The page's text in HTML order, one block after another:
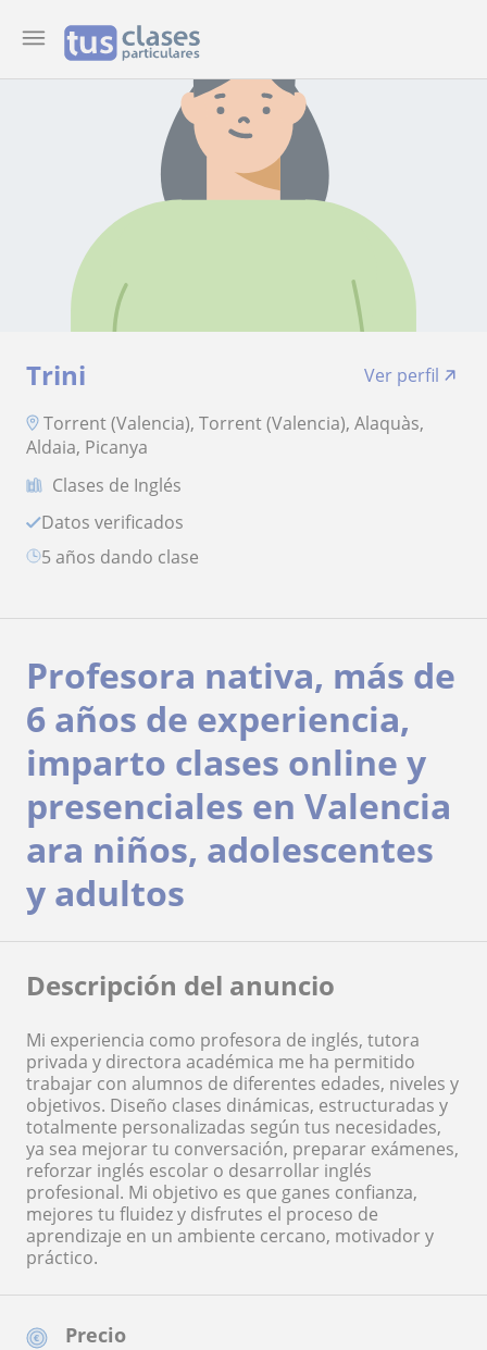
Trini
Ver perfil
Torrent (Valencia), Torrent (Valencia), Alaquàs,
Aldaia, Picanya
Clases de Inglés
Datos verificados
5 años dando clase
Precio
Profesora nativa, más de
6 años de experiencia,
imparto clases online y
presenciales en Valencia
ara niños, adolescentes
y adultos
Descripción del anuncio
Mi experiencia como profesora de inglés, tutora
privada y directora académica me ha permitido
trabajar con alumnos de diferentes edades, niveles y
objetivos. Diseño clases dinámicas, estructuradas y
totalmente personalizadas según tus necesidades,
ya sea mejorar tu conversación, preparar exámenes,
reforzar inglés escolar o desarrollar inglés
profesional. Mi objetivo es que ganes confianza,
mejores tu fluidez y disfrutes el proceso de
aprendizaje en un ambiente cercano, motivador y
práctico.